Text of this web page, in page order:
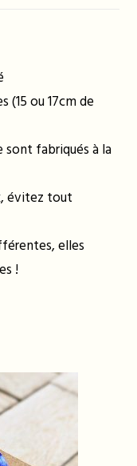
(15 ou 17cm de
sont fabriqués à la
évitez tout
elles
!